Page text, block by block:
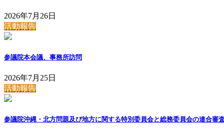
2026年7月26日
活動報告
参議院本会議、事務所訪問
2026年7月25日
活動報告
参議院沖縄・北方問題及び地方に関する特別委員会と総務委員会の連合審